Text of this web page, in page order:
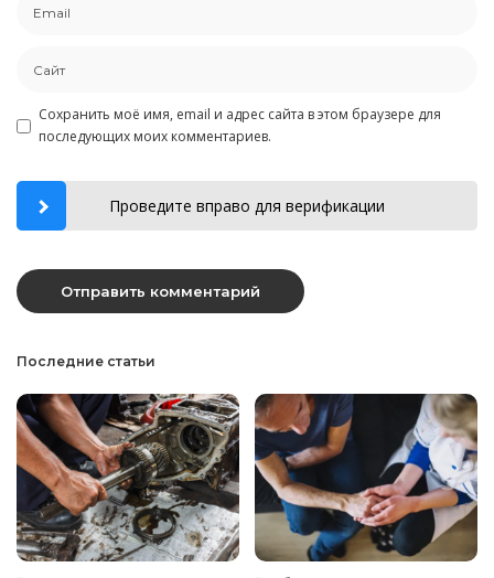
Сохранить моё имя, email и адрес сайта в этом браузере для
последующих моих комментариев.
Проведите вправо для верификации
Последние статьи